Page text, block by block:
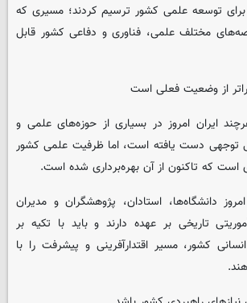
توسعه علمی کشور ترسیم کردند؛ مسیری که
مختلف علمی، فناوری و دفاعی کشور قابل
از وضعیت فعلی است
ایران امروز در بسیاری از حوزه‌های علمی و
توجهی دست یافته است، اما ظرفیت علمی کشور
است که تاکنون از آن بهره‌برداری شده است.
دانشگاه‌ها، استادان، پژوهشگران و مدیران
تاریخی بر عهده دارند و باید با تکیه بر
کشور، مسیر اقتدارآفرینی و پیشرفت را با